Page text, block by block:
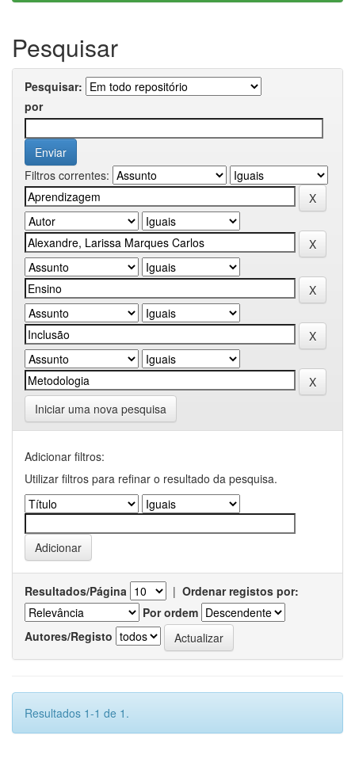
Pesquisar
Pesquisar:
por
Filtros correntes:
Iniciar uma nova pesquisa
Adicionar filtros:
Utilizar filtros para refinar o resultado da pesquisa.
Resultados/Página | Ordenar registos por:
Por ordem
Autores/Registo
Resultados 1-1 de 1.